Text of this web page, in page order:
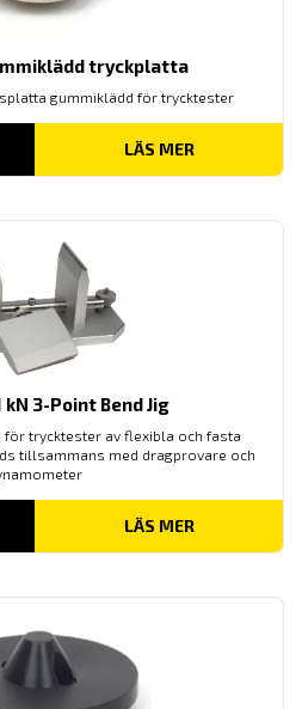
tryckplatta
gummiklädd för trycktester
LÄS MER
kN 3-Point Bend Jig
för trycktester av flexibla och fasta
tillsammans med dragprovare och
LÄS MER